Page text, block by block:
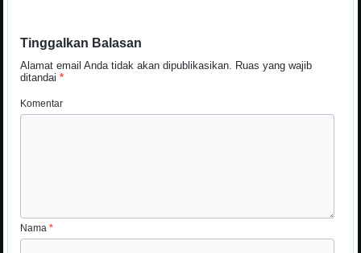
Tinggalkan Balasan
Alamat email Anda tidak akan dipublikasikan.
Ruas yang wajib
ditandai*
Komentar
Nama*